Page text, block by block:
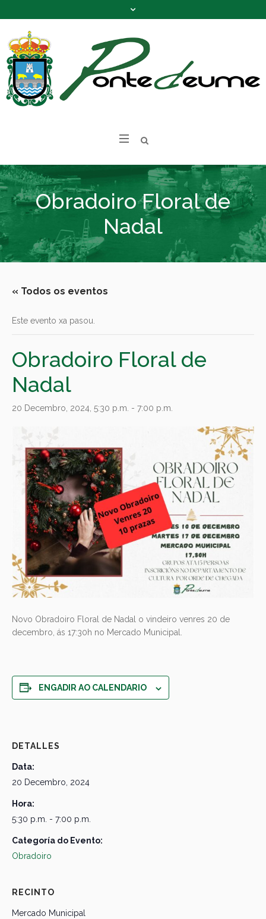
Obradoiro Floral de
Nadal
« Todos os eventos
Este evento xa pasou.
Obradoiro Floral de
Nadal
20 Decembro, 2024, 5:30 p.m. - 7:00 p.m.
Novo Obradoiro Floral de Nadal o vindeiro venres 20 de
decembro, ás 17:30h no Mercado Municipal.
ENGADIR AO CALENDARIO
DETALLES
Data:
20 Decembro, 2024
Hora:
5:30 p.m. - 7:00 p.m.
Categoría do Evento:
Obradoiro
RECINTO
Mercado Municipal